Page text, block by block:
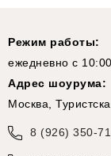
Режим работы:
ежедневно с
Адрес шоурума:
Москва,
8 (926) 350-